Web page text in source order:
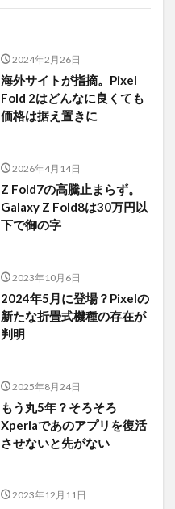
2024年2月26日
海外サイトが指摘。Pixel
Fold 2はどんなに良くても
価格は据え置きに
2026年4月14日
Z Fold7の高騰止まらず。
Galaxy Z Fold8は30万円以
下で御の字
2023年10月6日
2024年5月に登場？Pixelの
新たな折畳式機種の存在が
判明
2025年8月24日
もう丸5年？そろそろ
Xperiaであのアプリを復活
させないと先がない
2023年12月11日